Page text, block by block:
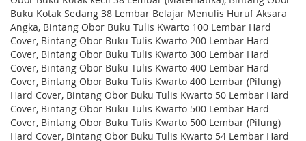
Buku Kotak Sedang 38 Lembar Belajar Menulis Huruf Aksara
Angka, Bintang Obor Buku Tulis Kwarto 100 Lembar Hard
Cover, Bintang Obor Buku Tulis Kwarto 200 Lembar Hard
Cover, Bintang Obor Buku Tulis Kwarto 300 Lembar Hard
Cover, Bintang Obor Buku Tulis Kwarto 400 Lembar Hard
Cover, Bintang Obor Buku Tulis Kwarto 400 Lembar (Pilung)
Hard Cover, Bintang Obor Buku Tulis Kwarto 50 Lembar Hard
Cover, Bintang Obor Buku Tulis Kwarto 500 Lembar Hard
Cover, Bintang Obor Buku Tulis Kwarto 500 Lembar (Pilung)
Hard Cover, Bintang Obor Buku Tulis Kwarto 54 Lembar Hard